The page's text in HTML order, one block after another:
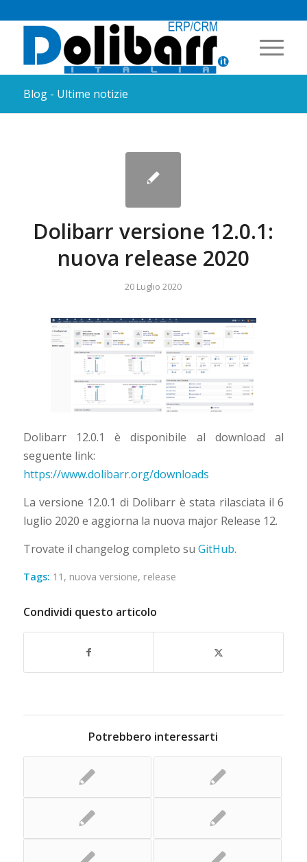
Blog - Ultime notizie
Dolibarr versione 12.0.1:
nuova release 2020
20 Luglio 2020
Dolibarr 12.0.1 è disponibile al download al
seguente link:
https://www.dolibarr.org/downloads
La versione 12.0.1 di Dolibarr è stata rilasciata il 6
luglio 2020 e aggiorna la nuova major Release 12.
Trovate il changelog completo su GitHub.
Tags: 11 , nuova versione, release
Condividi questo articolo
Potrebbero interessarti